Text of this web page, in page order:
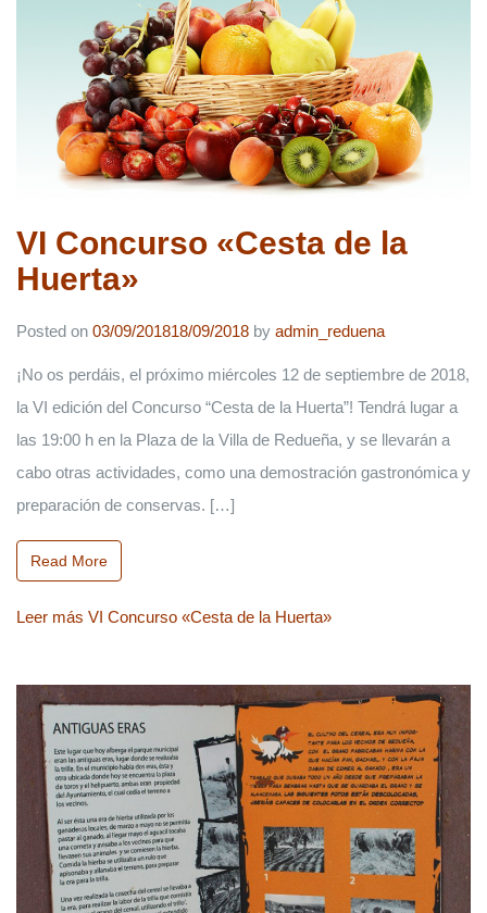
VI Concurso «Cesta de la
Huerta»
Posted on 03/09/201818/09/2018 by admin_reduena
¡No os perdáis, el próximo miércoles 12 de septiembre de 2018,
la VI edición del Concurso “Cesta de la Huerta”! Tendrá lugar a
las 19:00 h en la Plaza de la Villa de Redueña, y se llevarán a
cabo otras actividades, como una demostración gastronómica y
preparación de conservas. […]
Read More
Leer más VI Concurso «Cesta de la Huerta»